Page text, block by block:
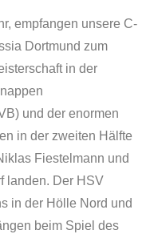
empfangen unsere C-
Dortmund zum
in der
und der enormen
in der zweiten Hälfte
Fiestelmann und
landen. Der HSV
in der Hölle Nord und
beim Spiel des